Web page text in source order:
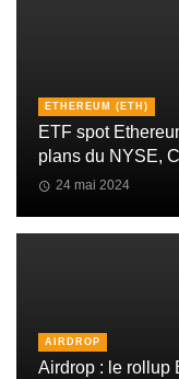
ETHEREUM (ETH)
ETF spot
plans du NYSE,
24 mai 2024
AIRDROP
Airdrop : le rollup